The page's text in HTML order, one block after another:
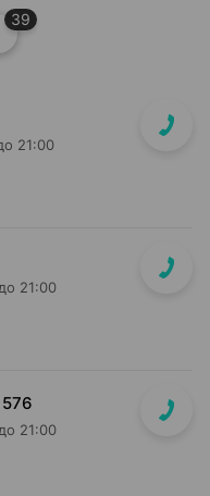
39
21:00
до 21:00
до 21:00